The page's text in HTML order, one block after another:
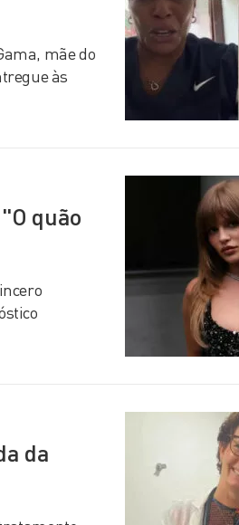
mãe do
às
quão
da